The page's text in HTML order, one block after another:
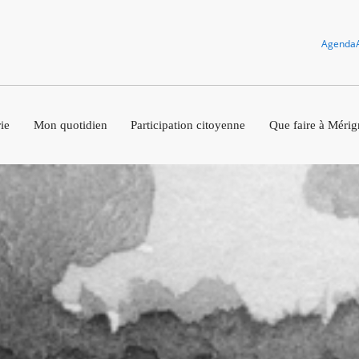
Agenda
Mon quotidien Participation citoyenne Que faire à